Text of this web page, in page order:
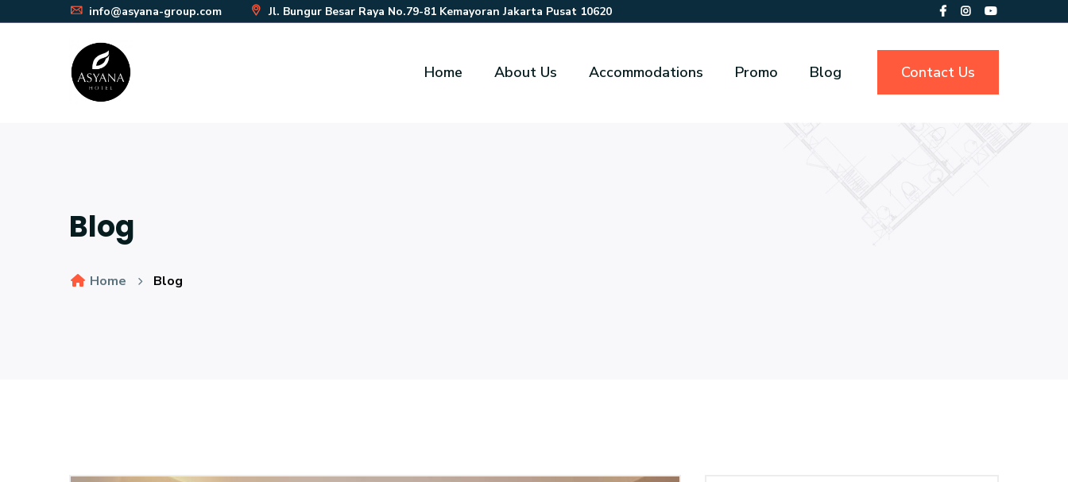
info@asyana-group.com Jl. Bungur Besar Raya No.79-81 Kemayoran Jakarta Pusat 10620
Home About Us Accommodations Promo Blog Contact Us
Blog
Home Blog